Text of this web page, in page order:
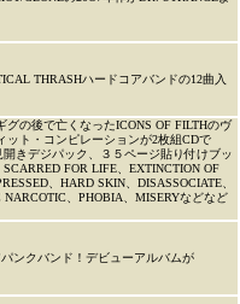
THRASHハードコアバンドの12曲入
グの後で亡くなったICONS OF FILTHのヴ
ット・コンピレーションが2枚組CDで
きデジパック、３５ページ貼り付けブッ
FOR LIFE、EXTINCTION OF
、HARD SKIN、DISASSOCIATE、
、PHOBIA、MISERYなどなど
ンクバンド！デビューアルバムが